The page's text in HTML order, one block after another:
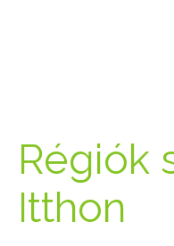
Régiók
Itthon